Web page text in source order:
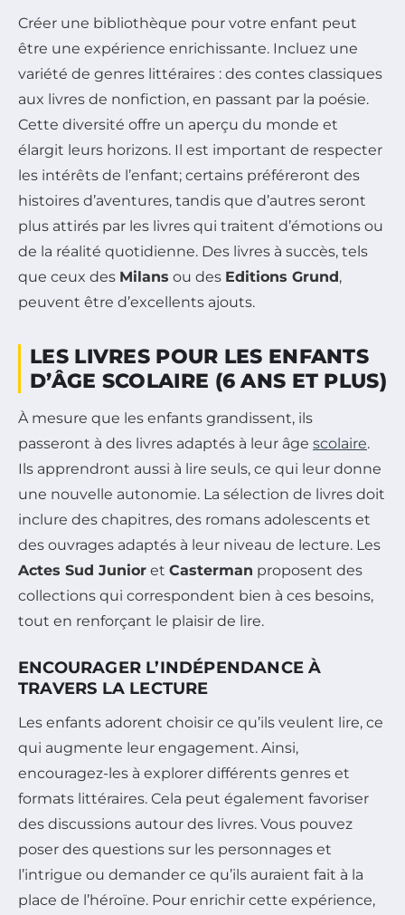
Créer une bibliothèque pour votre enfant peut
être une expérience enrichissante. Incluez une
variété de genres littéraires : des contes classiques
aux livres de nonfiction, en passant par la poésie.
Cette diversité offre un aperçu du monde et
élargit leurs horizons. Il est important de respecter
les intérêts de l’enfant; certains préféreront des
histoires d’aventures, tandis que d’autres seront
plus attirés par les livres qui traitent d’émotions ou
de la réalité quotidienne. Des livres à succès, tels
que ceux des Milans ou des Editions Grund,
peuvent être d’excellents ajouts.
LES LIVRES POUR LES ENFANTS
D’ÂGE SCOLAIRE (6 ANS ET PLUS)
À mesure que les enfants grandissent, ils
passeront à des livres adaptés à leur âge scolaire.
Ils apprendront aussi à lire seuls, ce qui leur donne
une nouvelle autonomie. La sélection de livres doit
inclure des chapitres, des romans adolescents et
des ouvrages adaptés à leur niveau de lecture. Les
Actes Sud Junior et Casterman proposent des
collections qui correspondent bien à ces besoins,
tout en renforçant le plaisir de lire.
ENCOURAGER L’INDÉPENDANCE À
TRAVERS LA LECTURE
Les enfants adorent choisir ce qu’ils veulent lire, ce
qui augmente leur engagement. Ainsi,
encouragez-les à explorer différents genres et
formats littéraires. Cela peut également favoriser
des discussions autour des livres. Vous pouvez
poser des questions sur les personnages et
l’intrigue ou demander ce qu’ils auraient fait à la
place de l’héroïne. Pour enrichir cette expérience,